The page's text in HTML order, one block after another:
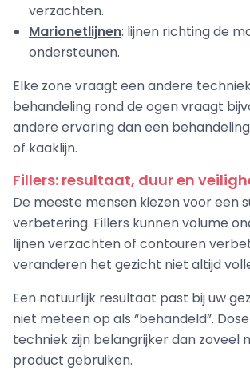
verzachten.
Marionetlijnen: lijnen richting de
ondersteunen.
Elke zone vraagt een andere
behandeling rond de ogen vraagt
andere ervaring dan een
of kaaklijn.
Fillers: resultaat, duur en
De meeste mensen kiezen voor een
verbetering. Fillers kunnen volume
lijnen verzachten of contouren
veranderen het gezicht niet altijd
Een natuurlijk resultaat past bij uw
niet meteen op als “behandeld”.
techniek zijn belangrijker dan zoveel
product gebruiken.